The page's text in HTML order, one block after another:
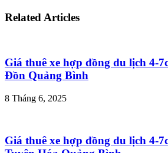
Related Articles
Giá thuê xe hợp đồng du lịch 4-
Đồn Quảng Bình
8 Tháng 6, 2025
Giá thuê xe hợp đồng du lịch 4-